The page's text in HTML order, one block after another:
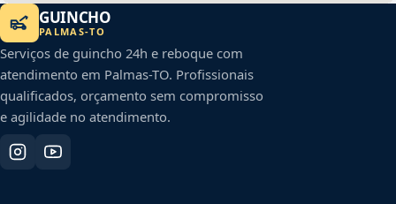
GUINCHO
PALMAS-TO
Serviços de guincho 24h e reboque com
atendimento em Palmas-TO. Profissionais
qualificados, orçamento sem compromisso
e agilidade no atendimento.